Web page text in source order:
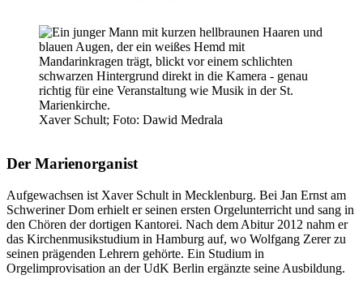
Xaver Schult; Foto: Dawid Medrala
Der Marienorganist
Aufgewachsen ist Xaver Schult in Mecklenburg. Bei Jan Ernst am
Schweriner Dom erhielt er seinen ersten Orgelunterricht und sang in
den Chören der dortigen Kantorei. Nach dem Abitur 2012 nahm er
das Kirchenmusikstudium in Hamburg auf, wo Wolfgang Zerer zu
seinen prägenden Lehrern gehörte. Ein Studium in
Orgelimprovisation an der UdK Berlin ergänzte seine Ausbildung.